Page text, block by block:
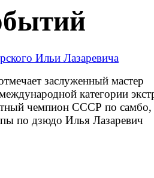
Ильи Лазаревича
заслуженный мастер
категории
чемпион СССР по самбо,
по дзюдо Илья Лазаревич